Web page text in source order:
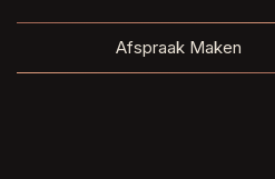
Afspraak Maken